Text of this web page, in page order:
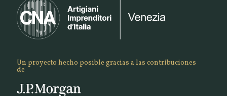
Un proyecto hecho posible gracias a las contribuciones
de